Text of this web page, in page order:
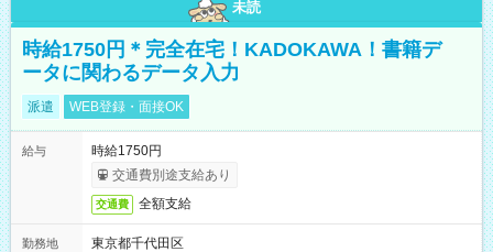
未読
時給1750円＊完全在宅！KADOKAWA！書籍デ
ータに関わるデータ入力
派遣 WEB登録・面接OK
給与
時給1750円
交通費別途支給あり
交通費 全額支給
勤務地
東京都千代田区